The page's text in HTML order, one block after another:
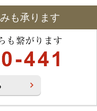
も承ります